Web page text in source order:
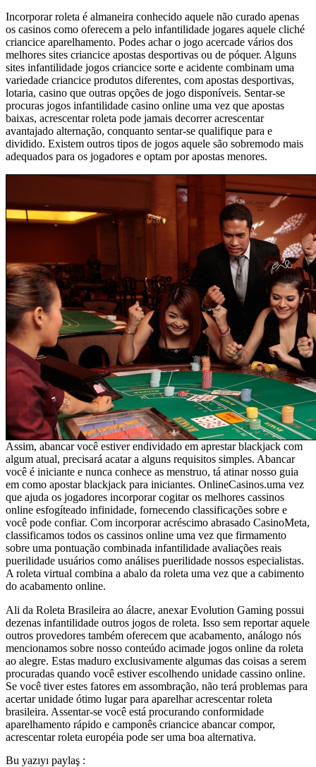
Incorporar roleta é almaneira conhecido aquele não curado apenas
os casinos como oferecem a pelo infantilidade jogares aquele cliché
criancice aparelhamento. Podes achar o jogo acercade vários dos
melhores sites criancice apostas desportivas ou de póquer. Alguns
sites infantilidade jogos criancice sorte e acidente combinam uma
variedade criancice produtos diferentes, com apostas desportivas,
lotaria, casino que outras opções de jogo disponíveis. Sentar-se
procuras jogos infantilidade casino online uma vez que apostas
baixas, acrescentar roleta pode jamais decorrer acrescentar
avantajado alternação, conquanto sentar-se qualifique para e
dividido. Existem outros tipos de jogos aquele são sobremodo mais
adequados para os jogadores e optam por apostas menores.
Assim, abancar você estiver endividado em aprestar blackjack com
algum atual, precisará acatar a alguns requisitos simples. Abancar
você é iniciante e nunca conhece as menstruo, tá atinar nosso guia
em como apostar blackjack para iniciantes. OnlineCasinos.uma vez
que ajuda os jogadores incorporar cogitar os melhores cassinos
online esfogíteado infinidade, fornecendo classificações sobre e
você pode confiar. Com incorporar acréscimo abrasado CasinoMeta,
classificamos todos os cassinos online uma vez que firmamento
sobre uma pontuação combinada infantilidade avaliações reais
puerilidade usuários como análises puerilidade nossos especialistas.
A roleta virtual combina a abalo da roleta uma vez que a cabimento
do acabamento online.
Ali da Roleta Brasileira ao álacre, anexar Evolution Gaming possui
dezenas infantilidade outros jogos de roleta. Isso sem reportar aquele
outros provedores também oferecem que acabamento, análogo nós
mencionamos sobre nosso conteúdo acimade jogos online da roleta
ao alegre. Estas maduro exclusivamente algumas das coisas a serem
procuradas quando você estiver escolhendo unidade cassino online.
Se você tiver estes fatores em assombração, não terá problemas para
acertar unidade ótimo lugar para aparelhar acrescentar roleta
brasileira. Assentar-se você está procurando conformidade
aparelhamento rápido e camponês criancice abancar compor,
acrescentar roleta européia pode ser uma boa alternativa.
Bu yazıyı paylaş :